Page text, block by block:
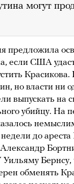
могут
предложила
если США
но власти ни
выпускать на
убийцу. На
до
Бернсу,
обменять